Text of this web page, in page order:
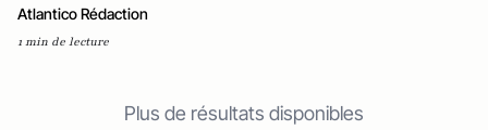
Atlantico Rédaction
1 min de lecture
Plus de résultats disponibles